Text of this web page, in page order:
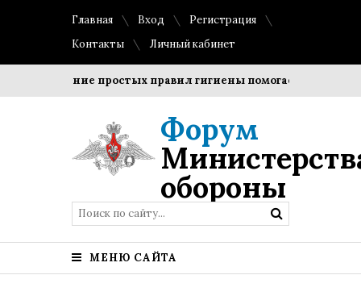
Главная Вход
Регистрация
Контакты
Личный кабинет
простых правил гигиены помогает сохранить
Форум
обороны
МЕНЮ САЙТА